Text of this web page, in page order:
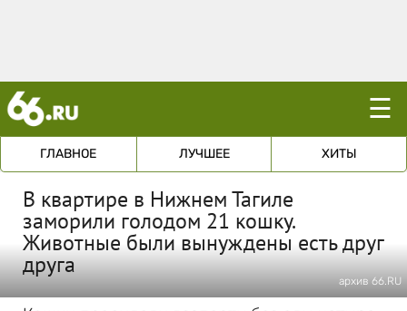
☰
ГЛАВНОЕ ЛУЧШЕЕ ХИТЫ
В квартире в Нижнем Тагиле
заморили голодом 21 кошку.
Животные были вынуждены есть друг
друга
архив 66.RU